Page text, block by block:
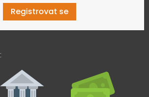
Registrovat se